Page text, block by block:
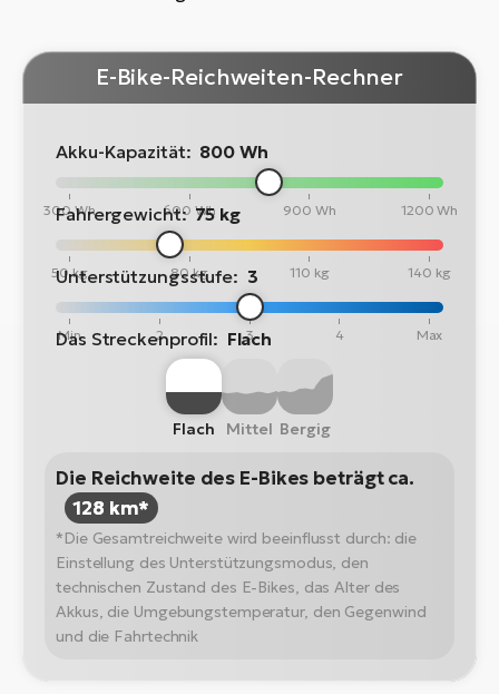
E-Bike-Reichweiten-Rechner
Akku-Kapazität: 800 Wh
300 Wh 600 Wh 900 Wh 1200 Wh
Fahrergewicht: 75 kg
50 kg 80 kg 110 kg 140 kg
Unterstützungsstufe: 3
Min 2 3 4 Max
Das Streckenprofil: Flach
Flach Mittel Bergig
Die Reichweite des E-Bikes beträgt ca.
128 km*
*Die Gesamtreichweite wird beeinflusst durch: die
Einstellung des Unterstützungsmodus, den
technischen Zustand des E-Bikes, das Alter des
Akkus, die Umgebungstemperatur, den Gegenwind
und die Fahrtechnik